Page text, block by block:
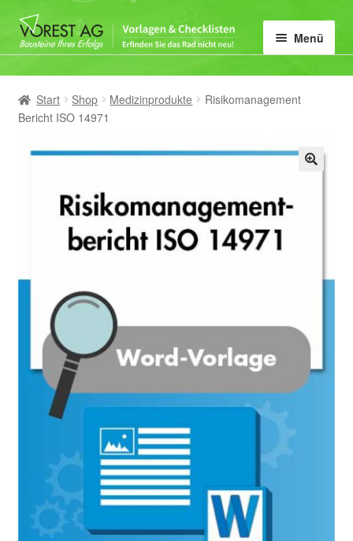
Zur
Navigation
Zum
Inhalt
Menü
Home
Vorlagen-Kategorie
Mein Konto
Start Shop Medizinprodukte
Risikomanagement
Bericht ISO 14971